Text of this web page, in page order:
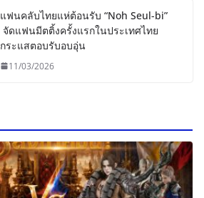
แฟนคลับไทยแห่ต้อนรับ “Noh Seul-bi”
จัดแฟนมีตติ้งครั้งแรกในประเทศไทย
กระแสตอบรับอบอุ่น
11/03/2026